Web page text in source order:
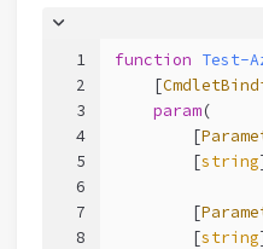
1
2
3
4
5
6
7
8
function Test-
[
param(
        [
        [
string
        [
        [
string